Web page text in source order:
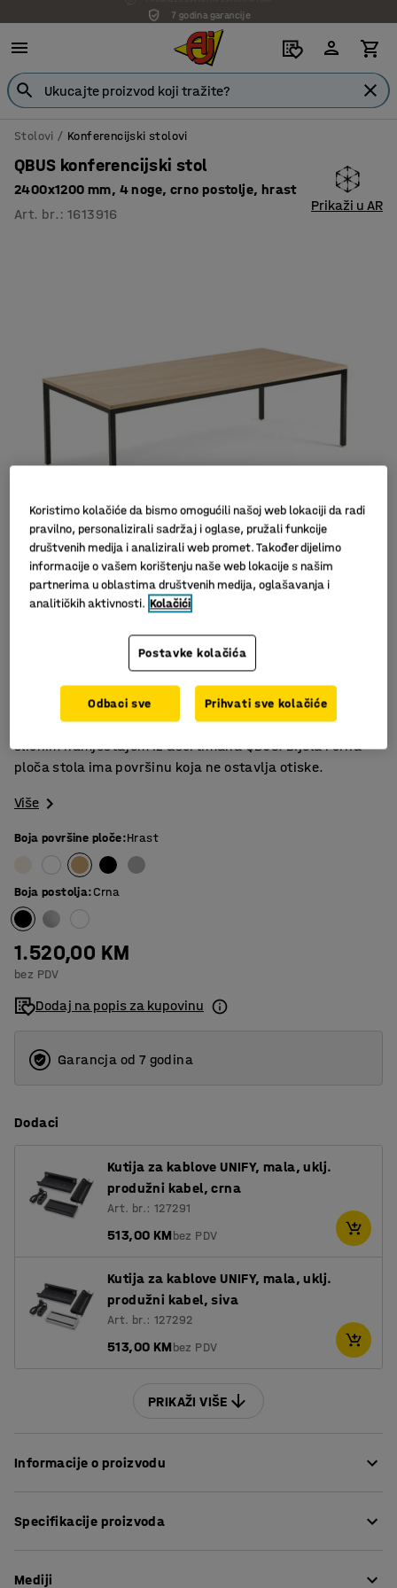
7 godina garancije
Stolovi Konferencijski stolovi
QBUS konferencijski stol
2400x1200 mm, 4 noge, crno postolje, hrast
Art. br. :1613916
Prikaži u AR
Slični proizvodi
Idealno za moderne urede
Izdržljiva ploča od laminata
Konferencijski stol jednostavnog skandinavskog dizajna,
s ravnom pločom i nogama. Idealno za kombiniranje sa
sličnim namještajem iz asortimana QBUS. Bijela i crna
ploča stola ima površinu koja ne ostavlja otiske.
Više
Boja površine ploče:Hrast
Boja postolja:Crna
1.520,00 KM
bez PDV
Dodaj na popis za kupovinu
Garancja od 7 godina
Dodaci
Kutija za kablove UNIFY, mala, uklj.
produžni kabel, crna
Art. br.: 127291
513,00 KMbez PDV
Kutija za kablove UNIFY, mala, uklj.
produžni kabel, siva
Art. br.: 127292
513,00 KMbez PDV
PRIKAŽI VIŠE
Informacije o proizvodu
za moderne urede. Jednostavnost stola čini ga
Specifikacije proizvoda
Visina
Mediji
Koristimo kolačiće da bismo omogućili našoj web lokaciji da radi
pravilno, personalizirali sadržaj i oglase, pružali funkcije
društvenih medija i analizirali web promet. Također dijelimo
informacije o vašem korištenju naše web lokacije s našim
partnerima u oblastima društvenih medija, oglašavanja i
analitičkih aktivnosti. Kolačići
Postavke kolačića
Odbaci sve Prihvati sve kolačiće